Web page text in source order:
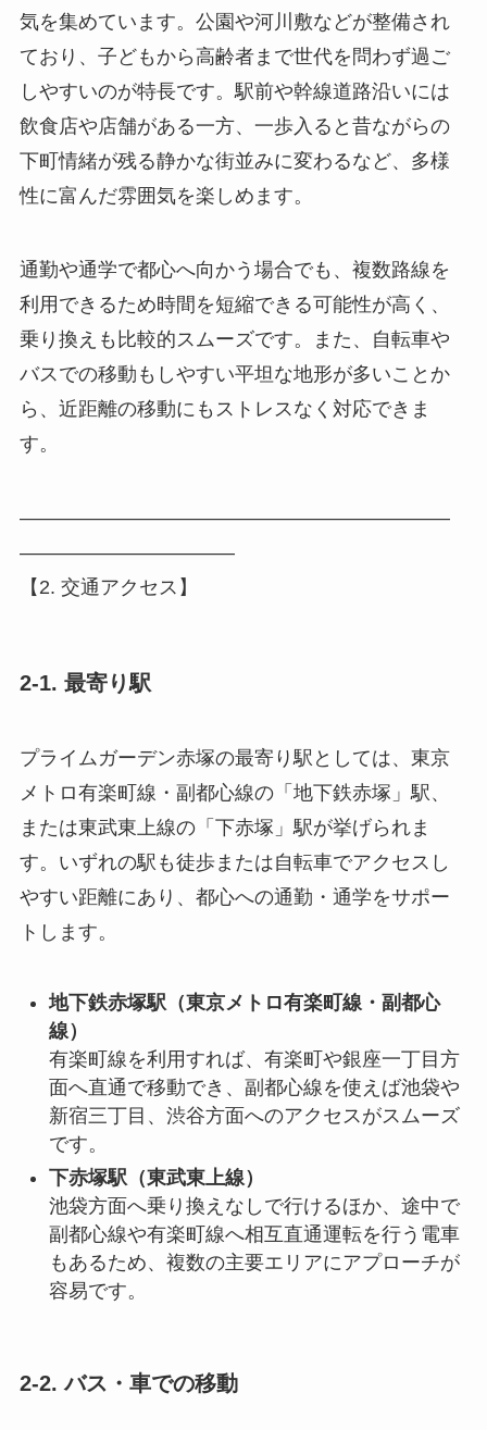
気を集めています。公園や河川敷などが整備され
ており、子どもから高齢者まで世代を問わず過ご
しやすいのが特長です。駅前や幹線道路沿いには
飲食店や店舗がある一方、一歩入ると昔ながらの
下町情緒が残る静かな街並みに変わるなど、多様
性に富んだ雰囲気を楽しめます。
通勤や通学で都心へ向かう場合でも、複数路線を
利用できるため時間を短縮できる可能性が高く、
乗り換えも比較的スムーズです。また、自転車や
バスでの移動もしやすい平坦な地形が多いことか
ら、近距離の移動にもストレスなく対応できま
す。
――――――――――――――――――――――
―――――――――――
【2. 交通アクセス】
2-1. 最寄り駅
プライムガーデン赤塚の最寄り駅としては、東京
メトロ有楽町線・副都心線の「地下鉄赤塚」駅、
または東武東上線の「下赤塚」駅が挙げられま
す。いずれの駅も徒歩または自転車でアクセスし
やすい距離にあり、都心への通勤・通学をサポー
トします。
地下鉄赤塚駅（東京メトロ有楽町線・副都心
線）
有楽町線を利用すれば、有楽町や銀座一丁目方
面へ直通で移動でき、副都心線を使えば池袋や
新宿三丁目、渋谷方面へのアクセスがスムーズ
です。
下赤塚駅（東武東上線）
池袋方面へ乗り換えなしで行けるほか、途中で
副都心線や有楽町線へ相互直通運転を行う電車
もあるため、複数の主要エリアにアプローチが
容易です。
2-2. バス・車での移動